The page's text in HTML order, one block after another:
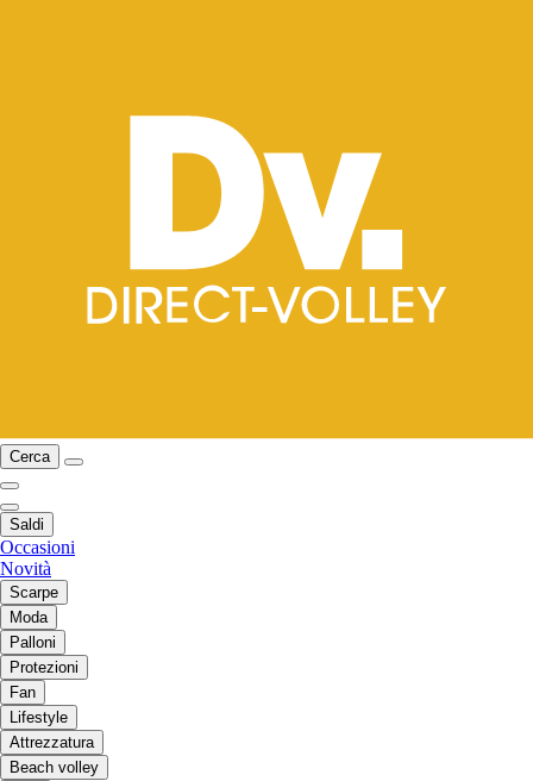
Cerca
Saldi
Occasioni
Novità
Scarpe
Moda
Palloni
Protezioni
Fan
Lifestyle
Attrezzatura
Beach volley